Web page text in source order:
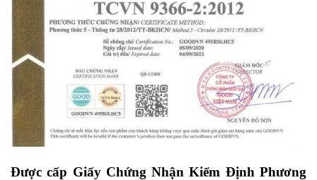
Được cấp Giấy Chứng Nhận Kiểm Định Phương